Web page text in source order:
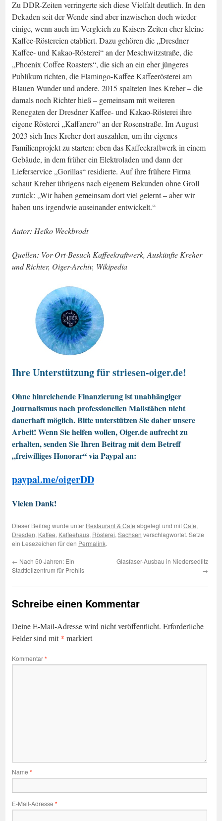
Zu DDR-Zeiten verringerte sich diese Vielfalt deutlich. In den
Dekaden seit der Wende sind aber inzwischen doch wieder
einige, wenn auch im Vergleich zu Kaisers Zeiten eher kleine
Kaffee-Röstereien etabliert. Dazu gehören die „Dresdner
Kaffee- und Kakao-Rösterei“ an der Meschwitzstraße, die
„Phoenix Coffee Roasters“, die sich an ein eher jüngeres
Publikum richten, die Flamingo-Kaffee Kaffeerösterei am
Blauen Wunder und andere. 2015 spalteten Ines Kreher – die
damals noch Richter hieß – gemeinsam mit weiteren
Renegaten der Dresdner Kaffee- und Kakao-Rösterei ihre
eigene Rösterei „Kaffanero“ an der Rosenstraße. Im August
2023 sich Ines Kreher dort auszahlen, um ihr eigenes
Familienprojekt zu starten: eben das Kaffeekraftwerk in einem
Gebäude, in dem früher ein Elektroladen und dann der
Lieferservice „Gorillas“ residierte. Auf ihre frühere Firma
schaut Kreher übrigens nach eigenem Bekunden ohne Groll
zurück: „Wir haben gemeinsam dort viel gelernt – aber wir
haben uns irgendwie auseinander entwickelt.“
Autor: Heiko Weckbrodt
Quellen: Vor-Ort-Besuch Kaffeekraftwerk, Auskünfte Kreher
und Richter, Oiger-Archiv, Wikipedia
Ihre Unterstützung für striesen-oiger.de!
Ohne hinreichende Finanzierung ist unabhängiger
Journalismus nach professionellen Maßstäben nicht
dauerhaft möglich. Bitte unterstützen Sie daher unsere
Arbeit! Wenn Sie helfen wollen, Oiger.de aufrecht zu
erhalten, senden Sie Ihren Beitrag mit dem Betreff
„freiwilliges Honorar“ via Paypal an:
paypal.me/oigerDD
Vielen Dank!
Dieser Beitrag wurde unter Restaurant & Cafe abgelegt und mitCafe,
Dresden, Kaffee, Kaffeehaus, Rösterei, Sachsen verschlagwortet. Setze
ein Lesezeichen für den Permalink.
← Nach 50 Jahren: Ein
Stadtteilzentrum für Prohlis
Glasfaser-Ausbau in Niedersedlitz
→
Schreibe einen Kommentar
Deine E-Mail-Adresse wird nicht veröffentlicht. Erforderliche
Felder sind mit* markiert
Kommentar*
Name *
E-Mail-Adresse *